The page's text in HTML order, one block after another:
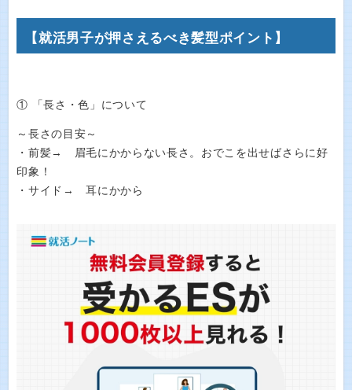
【就活男子が押さえるべき髪型ポイント】
① 「長さ・色」について
～長さの目安～
・前髪→ 眉毛にかからない長さ。おでこを出せばさらに好
印象！
・サイド→ 耳にかから